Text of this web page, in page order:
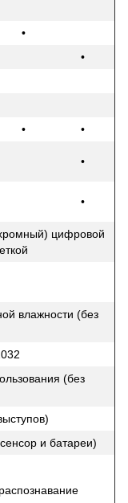
•
•
•
•
•
•
цифровой
влажности (без
(без
и батареи)